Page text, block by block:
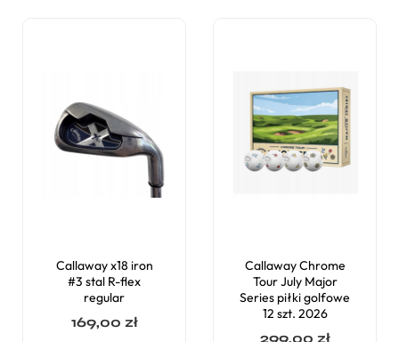
Callaway x18 iron
#3 stal R-flex
regular
169,00 zł
Callaway Chrome
Tour July Major
Series piłki golfowe
12 szt. 2026
299,00 zł